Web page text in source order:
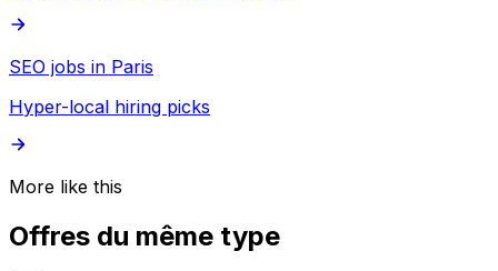
SEO jobs in Paris
Hyper-local hiring picks
More like this
Offres du même type